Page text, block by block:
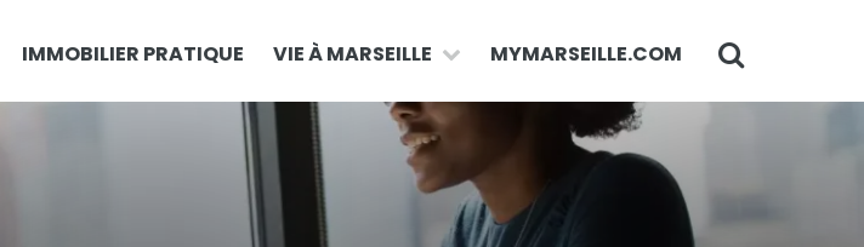
IMMOBILIER PRATIQUE VIE À MARSEILLE MYMARSEILLE.COM